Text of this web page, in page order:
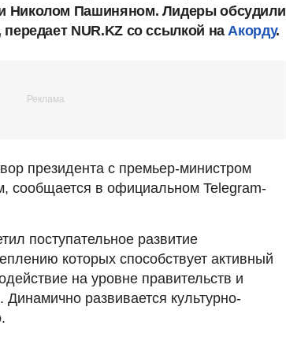
Николом Пашиняном. Лидеры обсудили
NUR.KZ со ссылкой на Акорду.
президента с премьер-министром
в официальном Telegram-
поступательное развитие
которых способствует активный
на уровне правительств и
Динамично развивается культурно-